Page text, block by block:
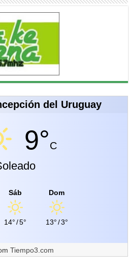
del Uruguay
9°C
Sáb
14°/5°
Dom
13°/3°
Tiempo3.com